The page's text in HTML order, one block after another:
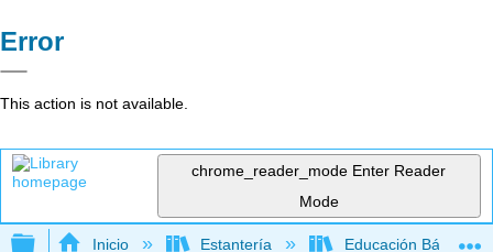
Error
This action is not available.
chrome_reader_mode Enter Reader
Mode
Expandir/contraer jerarquía global
Inicio Estantería Educación Básica